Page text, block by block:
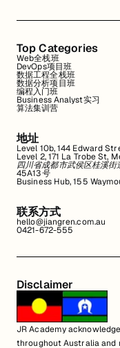
Top Categories
Web全栈班
DevOps项目班
数据工程全栈班
数据分析项目班
编程入门班
Business Analyst实习
算法集训营
地址
Level 10b, 144 Edward
Level 2, 171 La Trobe St,
四川省成都市武侯区桂溪
45A13号
Business Hub, 155
联系方式
hello@jiangren.com.au
0421-672-555
Disclaimer
JR Academy
throughout Australia and